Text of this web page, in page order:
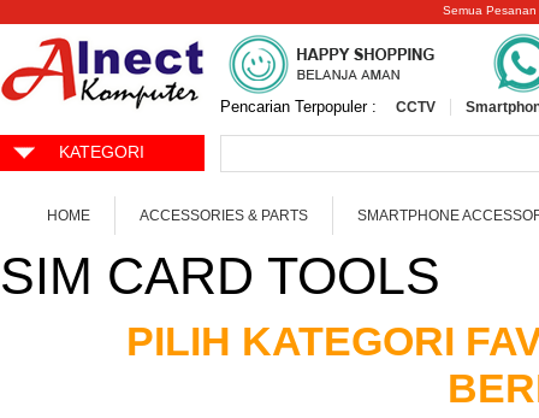
Semua Pesanan
Pencarian Terpopuler : CCTV
KATEGORI
HOME ACCESSORIES & PARTS SMARTPHONE
SIM CARD TOOLS
PILIH KATEGORI